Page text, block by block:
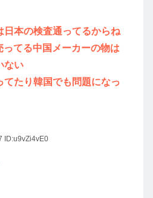
日本の検査通ってるからね
てる中国メーカーの物は
ない
てたり韓国でも問題になっ
ID:u9vZi4vE0